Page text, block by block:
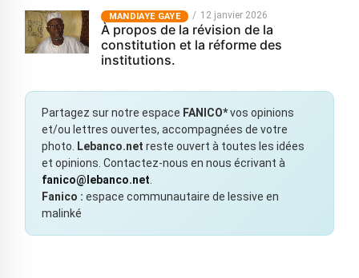
MANDIAYE GAYE 12 janvier 2026
À propos de la révision de la
constitution et la réforme des
institutions.
Partagez sur notre espace FANICO*vos opinions
et/ou lettres ouvertes, accompagnées de votre
photo. Lebanco.net reste ouvert à toutes les idées
et opinions. Contactez-nous en nous écrivant à
fanico@lebanco.net.
Fanico : espace communautaire de lessive en
malinké